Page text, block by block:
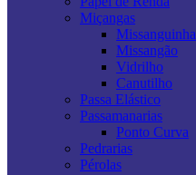
Miçangas
Missanguinha
Missangão
Vidrilho
Canutilho
Passa Elástico
Passamanarias
Ponto Curva
Pedrarias
Pérolas